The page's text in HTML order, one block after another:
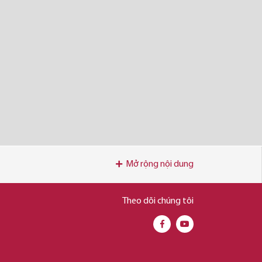
Mở rộng nội dung
Theo dõi chúng tôi